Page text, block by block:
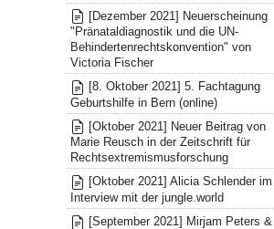
[Dezember 2021] Neuerscheinung
"Pränataldiagnostik und die UN-
Behindertenrechtskonvention" von
Victoria Fischer
[8. Oktober 2021] 5. Fachtagung
Geburtshilfe in Bern (online)
[Oktober 2021] Neuer Beitrag von
Marie Reusch in der Zeitschrift für
Rechtsextremismusforschung
[Oktober 2021] Alicia Schlender im
Interview mit der jungle.world
[September 2021] Mirjam Peters &